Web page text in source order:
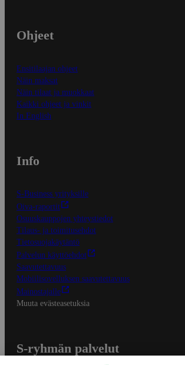
Ohjeet
Ensitilaajan ohjeet
Näin maksat
Näin tilaat ja muokkaat
Kaikki ohjeet ja vinkit
In English
Info
S-Business yrityksille
Oiva-raportit
Osuuskauppojen yhteystiedot
Tilaus- ja toimitusehdot
Tietosuojakäytäntö
Palvelun käyttöehdot
Saavutettavuus
Mobiilisovelluksen saavutettavuus
Mainostajalle
Muuta evästeasetuksia
S-ryhmän palvelut